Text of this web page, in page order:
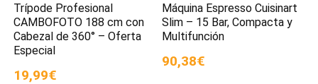
Trípode Profesional
CAMBOFOTO 188 cm con
Cabezal de 360° – Oferta
Especial
19,99€
Máquina Espresso Cuisinart
Slim – 15 Bar, Compacta y
Multifunción
90,38€